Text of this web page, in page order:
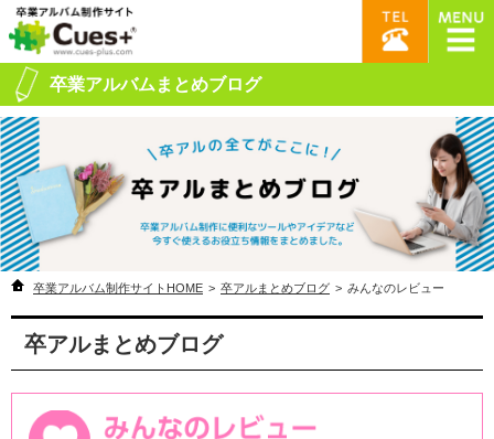
卒業アルバムまとめブログ
卒業アルバム制作サイトHOME > 卒アルまとめブログ > みんなのレビュー
卒アルまとめブログ